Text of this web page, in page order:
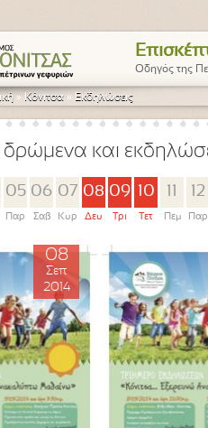
Οδηγός της
» Κόνιτσα » Εκδηλώσεις
δρώμενα και
05
Παρ
06
Σαβ
07
Κυρ
08
Δευ
09
Τρι
10
Τετ Πεμ
12
Παρ
08
Σεπ
2014